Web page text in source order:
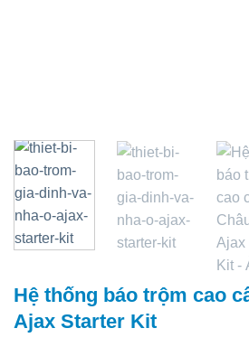
Hệ thống báo trộm cao
Ajax Starter Kit